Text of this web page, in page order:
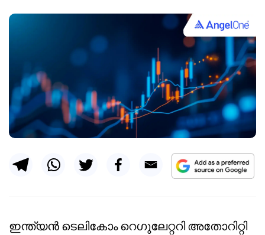
ഇന്ത്യൻ ടെലികോം റെഗുലേറ്ററി അതോറിറ്റി